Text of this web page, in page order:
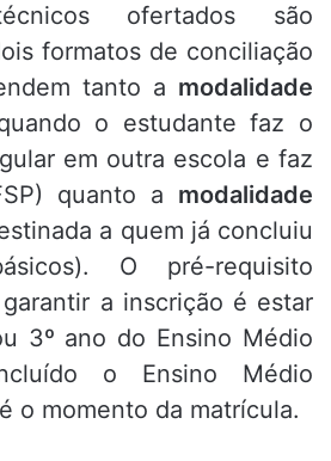
ofertados são
formatos de conciliação
tanto a modalidade
o estudante faz o
em outra escola e faz
quanto a modalidade
a quem já concluiu
O pré-requisito
a inscrição é estar
3º ano do Ensino Médio
o Ensino Médio
o momento da matrícula.